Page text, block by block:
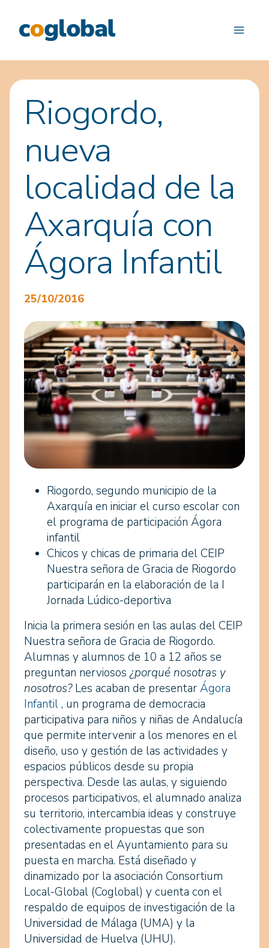
contenido
Riogordo,
nueva
localidad de la
Axarquía con
Ágora Infantil
25/10/2016
Riogordo, segundo municipio de la
Axarquía en iniciar el curso escolar con
el programa de participación Ágora
infantil
Chicos y chicas de primaria del CEIP
Nuestra señora de Gracia de Riogordo
participarán en la elaboración de la I
Jornada Lúdico-deportiva
Inicia la primera sesión en las aulas del CEIP
Nuestra señora de Gracia de Riogordo.
Alumnas y alumnos de 10 a 12 años se
preguntan nerviosos¿porqué nosotras y
nosotros?Les acaban de presentarÁgora
Infantil, un programa de democracia
participativa para niños y niñas de Andalucía
que permite intervenir a los menores en el
diseño, uso y gestión de las actividades y
espacios públicos desde su propia
perspectiva. Desde las aulas, y siguiendo
procesos participativos, el alumnado analiza
su territorio, intercambia ideas y construye
colectivamente propuestas que son
presentadas en el Ayuntamiento para su
puesta en marcha. Está diseñado y
dinamizado por la asociación Consortium
Local-Global (Coglobal) y cuenta con el
respaldo de equipos de investigación de la
Universidad de Málaga (UMA) y la
Universidad de Huelva (UHU).